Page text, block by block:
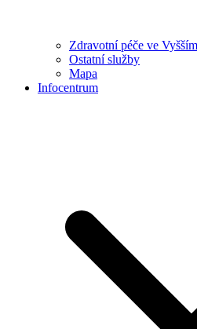
Zdravotní péče ve
Ostatní služby
Mapa
Infocentrum